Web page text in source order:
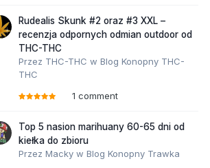
Rudealis Skunk #2 oraz #3 XXL –
recenzja odpornych odmian outdoor od
THC-THC
Przez THC-THC w Blog Konopny THC-
THC
1 comment
Top 5 nasion marihuany 60-65 dni od
kiełka do zbioru
Przez Macky w Blog Konopny Trawka